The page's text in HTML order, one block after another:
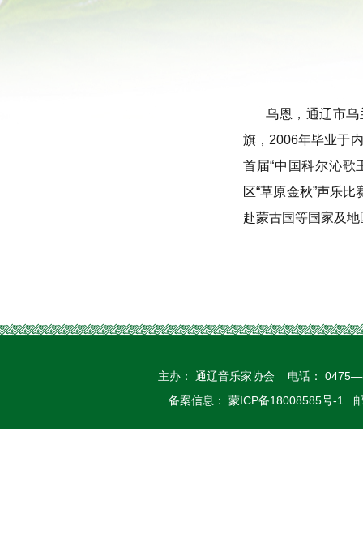
乌恩，通辽市
旗，2006年毕业于
首届“中国科尔沁歌
区“草原金秋”声乐比
赴蒙古国等国家及
主办： 通辽音乐家协会 电话：
备案信息： 蒙ICP备18008585号-1